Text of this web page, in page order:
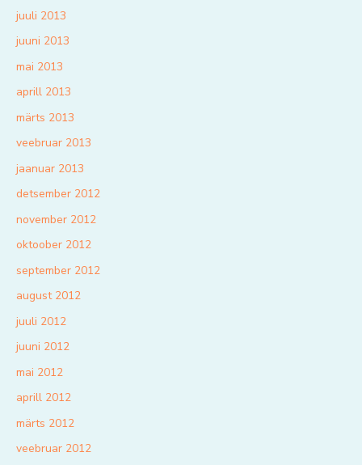
juuli 2013
juuni 2013
mai 2013
aprill 2013
märts 2013
veebruar 2013
jaanuar 2013
detsember 2012
november 2012
oktoober 2012
september 2012
august 2012
juuli 2012
juuni 2012
mai 2012
aprill 2012
märts 2012
veebruar 2012